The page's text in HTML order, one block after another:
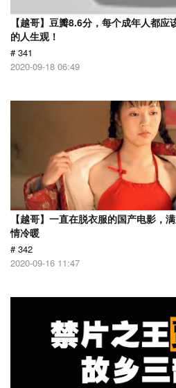
【越哥】豆瓣8.6分，每个成年人都
的人生观！
# 341
2020-09-18 06:49
【越哥】一直在脱衣服的国产电影，
情冷暖
# 342
2020-09-16 11:47